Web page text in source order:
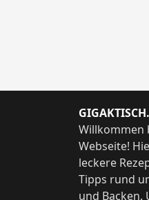
Willkommen
Webseite!
leckere
Tipps rund
und Backen.